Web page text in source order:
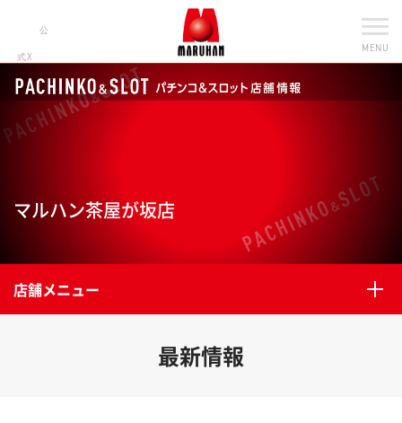
MENU
公
式X
マルハン茶屋が坂店
店舗メニュー
最新情報